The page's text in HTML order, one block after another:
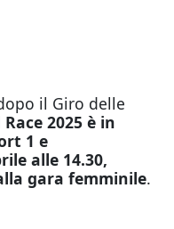
il Giro delle
2025 è in
1 e
alle 14.30,
gara femminile.